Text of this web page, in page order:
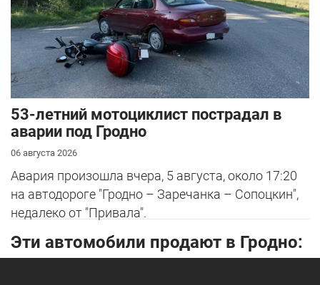
53-летний мотоциклист пострадал в
аварии под Гродно
06 августа 2026
Авария произошла вчера, 5 августа, около 17:20
на автодороге "Гродно – Заречанка – Сопоцкин",
недалеко от "Привала".
Эти автомобили продают в Гродно: